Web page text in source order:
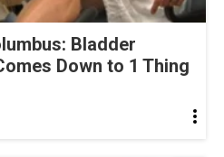
Bladder
Down to 1 Thing